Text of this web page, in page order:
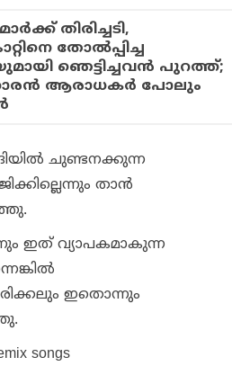
തിരിച്ചടി,
തോല്‍പ്പിച്ച
ഞെട്ടിച്ചവന്‍ പുറത്ത്;
ആരാധകര്‍ പോലും
ചുണ്ടനക്കുന്ന
താന്‍
ഇത് വ്യാപകമാകുന്ന
ഇതൊന്നും
songs